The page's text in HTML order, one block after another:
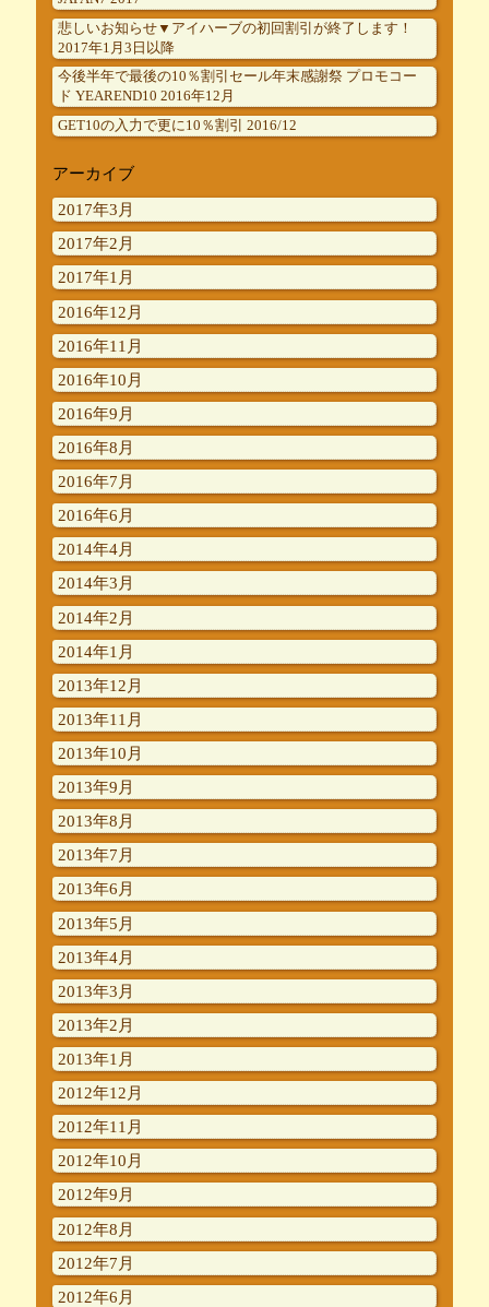
悲しいお知らせ▼アイハーブの初回割引が終了します！
2017年1月3日以降
今後半年で最後の10％割引セール年末感謝祭 プロモコー
ド YEAREND10 2016年12月
GET10の入力で更に10％割引 2016/12
アーカイブ
2017年3月
2017年2月
2017年1月
2016年12月
2016年11月
2016年10月
2016年9月
2016年8月
2016年7月
2016年6月
2014年4月
2014年3月
2014年2月
2014年1月
2013年12月
2013年11月
2013年10月
2013年9月
2013年8月
2013年7月
2013年6月
2013年5月
2013年4月
2013年3月
2013年2月
2013年1月
2012年12月
2012年11月
2012年10月
2012年9月
2012年8月
2012年7月
2012年6月